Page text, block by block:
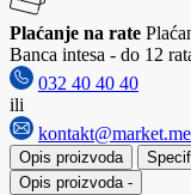
Plaćanje na rate
Banca intesa - do 12
032 40 40 40
ili
Opis proizvoda
Opis proizvoda -